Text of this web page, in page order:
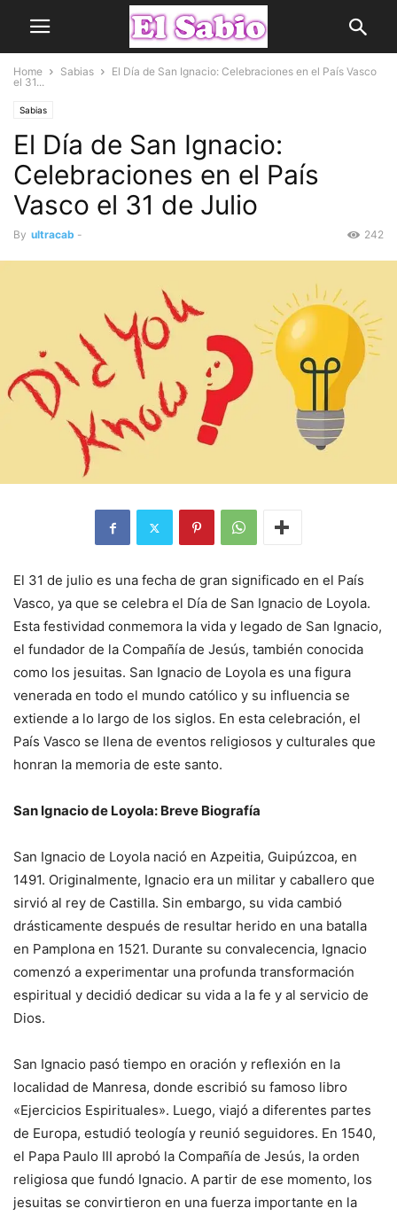
Home Sabias
El Día de San Ignacio: Celebraciones en el País Vasco
el 31...
Sabias
El Día de San Ignacio:
Celebraciones en el País
Vasco el 31 de Julio
By ultracab - 242
El 31 de julio es una fecha de gran significado en el País
Vasco, ya que se celebra el Día de San Ignacio de Loyola.
Esta festividad conmemora la vida y legado de San Ignacio,
el fundador de la Compañía de Jesús, también conocida
como los jesuitas. San Ignacio de Loyola es una figura
venerada en todo el mundo católico y su influencia se
extiende a lo largo de los siglos. En esta celebración, el
País Vasco se llena de eventos religiosos y culturales que
honran la memoria de este santo.
San Ignacio de Loyola: Breve Biografía
San Ignacio de Loyola nació en Azpeitia, Guipúzcoa, en
1491. Originalmente, Ignacio era un militar y caballero que
sirvió al rey de Castilla. Sin embargo, su vida cambió
drásticamente después de resultar herido en una batalla
en Pamplona en 1521. Durante su convalecencia, Ignacio
comenzó a experimentar una profunda transformación
espiritual y decidió dedicar su vida a la fe y al servicio de
Dios.
San Ignacio pasó tiempo en oración y reflexión en la
localidad de Manresa, donde escribió su famoso libro
«Ejercicios Espirituales». Luego, viajó a diferentes partes
de Europa, estudió teología y reunió seguidores. En 1540,
el Papa Paulo III aprobó la Compañía de Jesús, la orden
religiosa que fundó Ignacio. A partir de ese momento, los
jesuitas se convirtieron en una fuerza importante en la